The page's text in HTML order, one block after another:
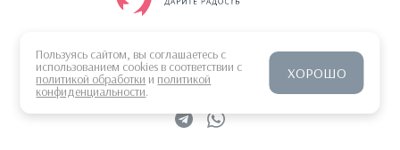
Время работы 9:00-18:00 UTC/GMT+10
Пользуясь сайтом, вы соглашаетесь с
использованием cookies в соответствии с
политикой обработки и политикой
конфиденциальности.
ХОРОШО